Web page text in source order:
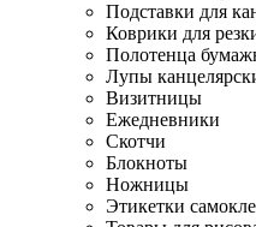
Подставки для
Коврики для
Полотенца
Лупы
Визитницы
Ежедневники
Скотчи
Блокноты
Ножницы
Этикетки